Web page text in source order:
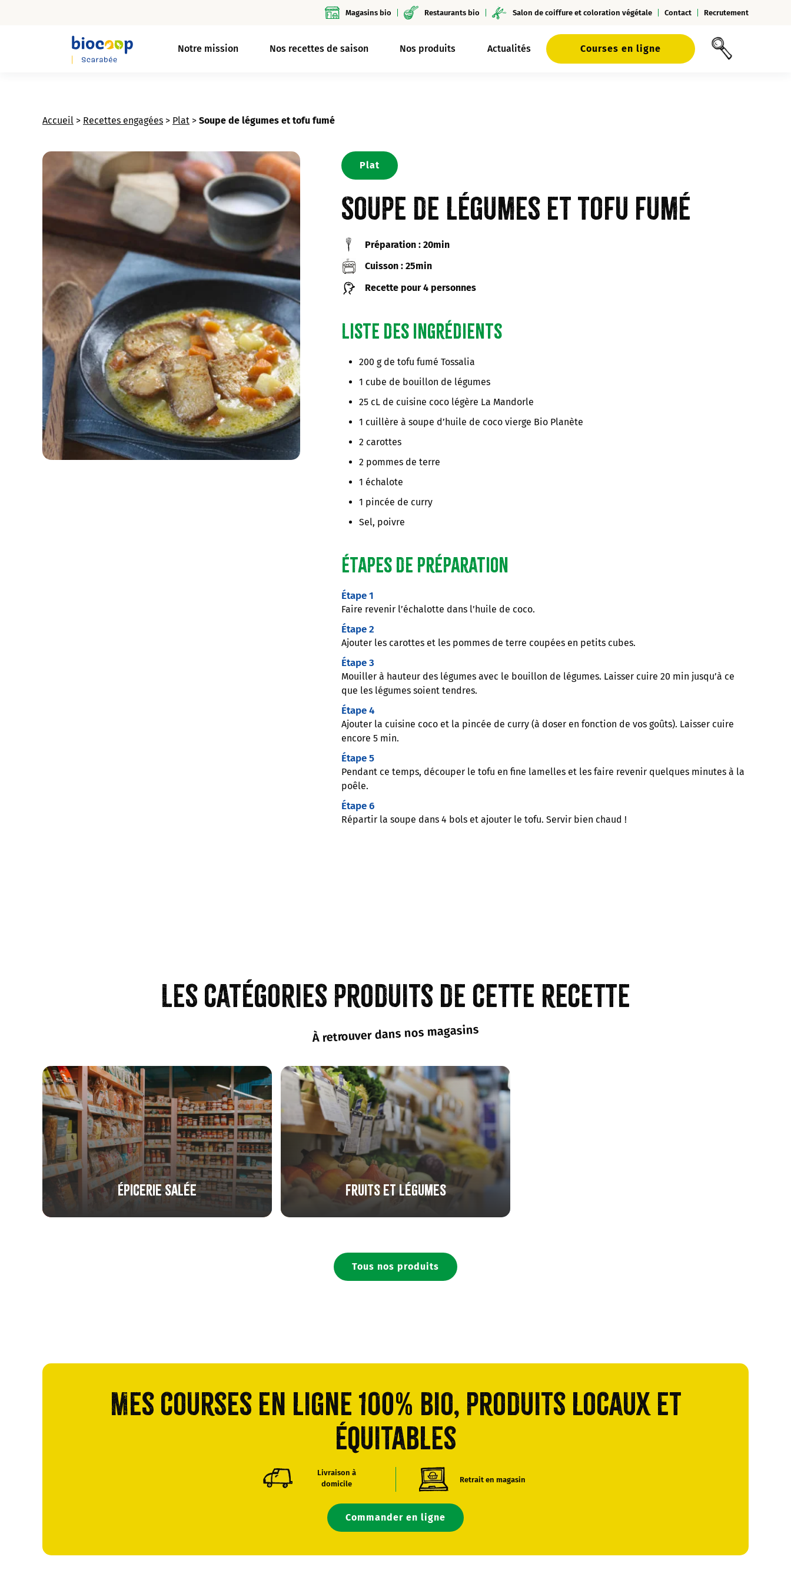
Magasins bio Restaurants bio Salon de coiffure et coloration végétale Contact Recrutement
Notre mission Nos recettes de saison Nos produits Actualités Courses en ligne
Accueil > Recettes engagées > Plat > Soupe de légumes et tofu fumé
Plat
Soupe de légumes et tofu fumé
Préparation : 20min
Cuisson : 25min
Recette pour 4 personnes
Liste des ingrédients
200 g de tofu fumé Tossalia
1 cube de bouillon de légumes
25 cL de cuisine coco légère La Mandorle
1 cuillère à soupe d’huile de coco vierge Bio Planète
2 carottes
2 pommes de terre
1 échalote
1 pincée de curry
Sel, poivre
Étapes de préparation
Étape 1
Faire revenir l’échalotte dans l’huile de coco.
Étape 2
Ajouter les carottes et les pommes de terre coupées en petits cubes.
Étape 3
Mouiller à hauteur des légumes avec le bouillon de légumes. Laisser cuire 20 min jusqu’à ce
que les légumes soient tendres.
Étape 4
Ajouter la cuisine coco et la pincée de curry (à doser en fonction de vos goûts). Laisser cuire
encore 5 min.
Étape 5
Pendant ce temps, découper le tofu en fine lamelles et les faire revenir quelques minutes à la
poêle.
Étape 6
Répartir la soupe dans 4 bols et ajouter le tofu. Servir bien chaud !
Les catégories produits de cette recette
À retrouver dans nos magasins
Épicerie salée Fruits et légumes
Tous nos produits
Mes courses en ligne 100% bio, produits locaux et
équitables
Livraison à
domicile
Retrait en magasin
Commander en ligne